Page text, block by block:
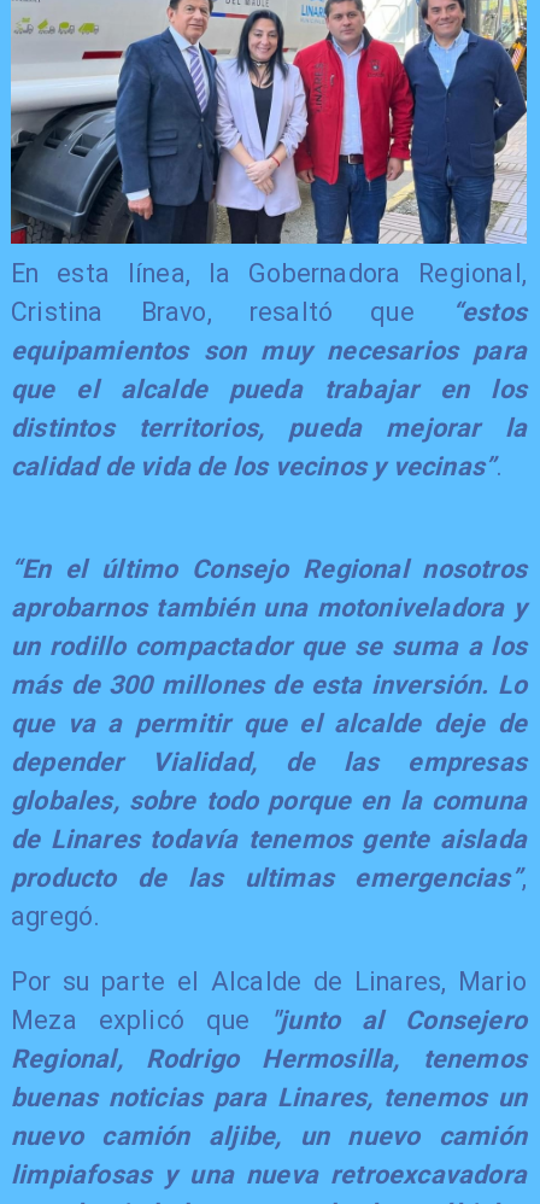
​En esta línea, la Gobernadora Regional,
Cristina Bravo, resaltó que
“estos
equipamientos son muy necesarios para
que el alcalde pueda trabajar en los
distintos territorios, pueda mejorar la
calidad de vida de los vecinos y vecinas”.
​“En el último Consejo Regional nosotros
aprobarnos también una motoniveladora y
un rodillo compactador que se suma a los
más de 300 millones de esta inversión. Lo
que va a permitir que el alcalde deje de
depender Vialidad, de las empresas
globales, sobre todo porque en la comuna
de Linares todavía tenemos gente aislada
producto de las ultimas emergencias”,
agregó.
Por su parte el Alcalde de Linares, Mario
Meza explicó que
"junto al Consejero
Regional, Rodrigo Hermosilla, tenemos
buenas noticias para Linares, tenemos un
nuevo camión aljibe, un nuevo camión
limpiafosas y una nueva retroexcavadora